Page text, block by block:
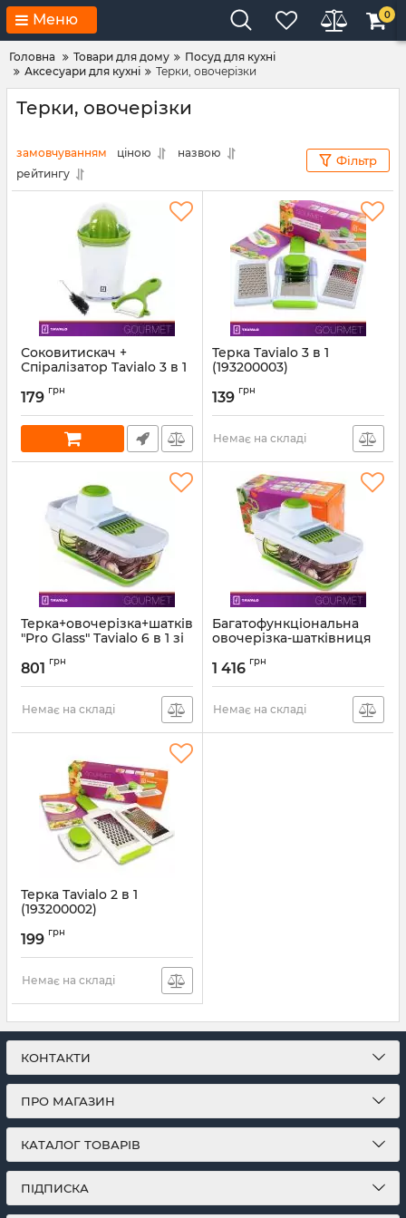
Меню 0
Головна Товари для дому
Посуд для кухні
Аксесуари для кухні
Терки, овочерізки
Терки, овочерізки
замовчуванням ціною
назвою
рейтингу
Фільтр
Соковитискач +
Спіралізатор Tavialo 3 в 1
Артикул:
179 грн
Терка Tavialo 3 в 1
(193200003)
139 грн
Немає на складі
Терка+овочерізка+шатківниця
"Pro Glass" Tavialo 6 в 1 зі
(193100006)
Артикул: 193100006
801 грн
Немає на складі
Багатофункціональна
овочерізка-шатківниця
для овочів та фруктів 16
1 416 грн
Немає на складі
Терка Tavialo 2 в 1
(193200002)
199 грн
Немає на складі
КОНТАКТИ
ПРО МАГАЗИН
КАТАЛОГ ТОВАРІВ
ПІДПИСКА